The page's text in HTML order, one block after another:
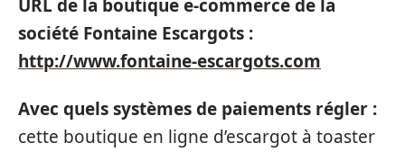
URL de la boutique e-commerce de la
société Fontaine Escargots :
http://www.fontaine-escargots.com
Avec quels systèmes de paiements régler :
cette boutique en ligne d’escargot à toaster